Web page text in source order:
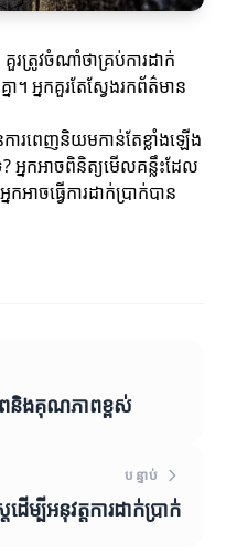
ត្រូវចំណាំថាគ្រប់ការដាក់
។ អ្នកគួរតែស្វែងរកព័ត៌មាន
ារពេញនិយមកាន់តែខ្លាំងឡើង
អ្នកអាចពិនិត្យមើលគន្លឹះដែល
កអាចធ្វើការដាក់ប្រាក់បាន
ពនិងគុណភាពខ្ពស់
បន្ទាប់
ដើម្បីអនុវត្តការដាក់ប្រាក់